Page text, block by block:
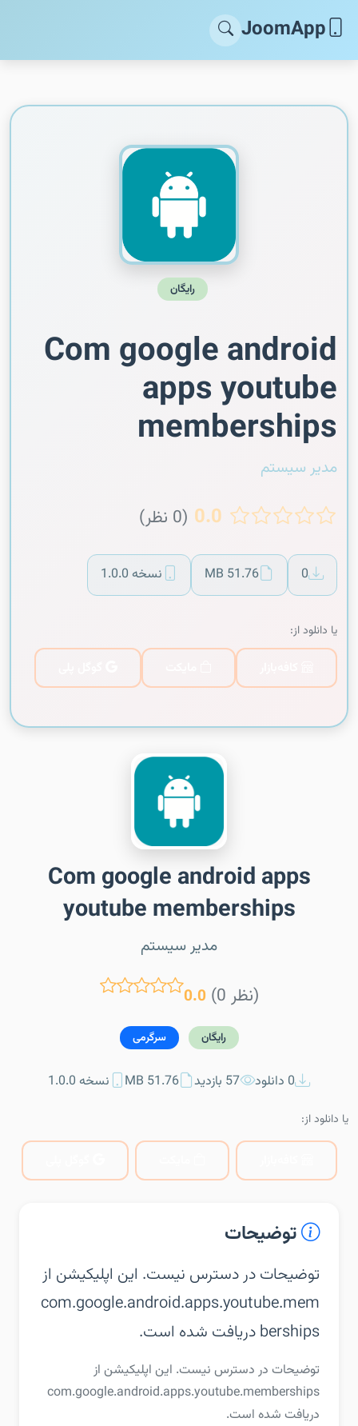
JoomApp
رایگان
Com google android
apps youtube
memberships
مدیر سیستم
0.0 (0 نظر)
0
51.76 MB نسخه 1.0.0
یا دانلود از:
Com google android apps
youtube memberships
مدیر سیستم
0.0 (0 نظر)
رایگان سرگرمی
0 دانلود 57 بازدید 51.76 MB نسخه 1.0.0
یا دانلود از:
توضیحات
توضیحات در دسترس نیست. این اپلیکیشن از
com.google.android.apps.youtube.mem
berships دریافت شده است.
توضیحات در دسترس نیست. این اپلیکیشن از
com.google.android.apps.youtube.memberships
دریافت شده است.